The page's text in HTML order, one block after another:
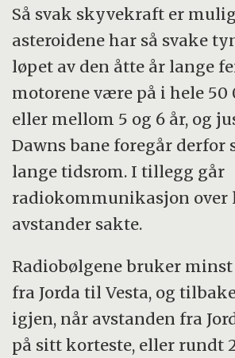
Så svak skyvekraft er
asteroidene har så svake
løpet av den åtte år lange
motorene være på i hele 50
eller mellom 5 og 6 år, og
Dawns bane foregår derfor
lange tidsrom. I tillegg går
radiokommunikasjon over
avstander sakte.
Radiobølgene bruker
fra Jorda til Vesta, og
igjen, når avstanden fra
på sitt korteste, eller rundt